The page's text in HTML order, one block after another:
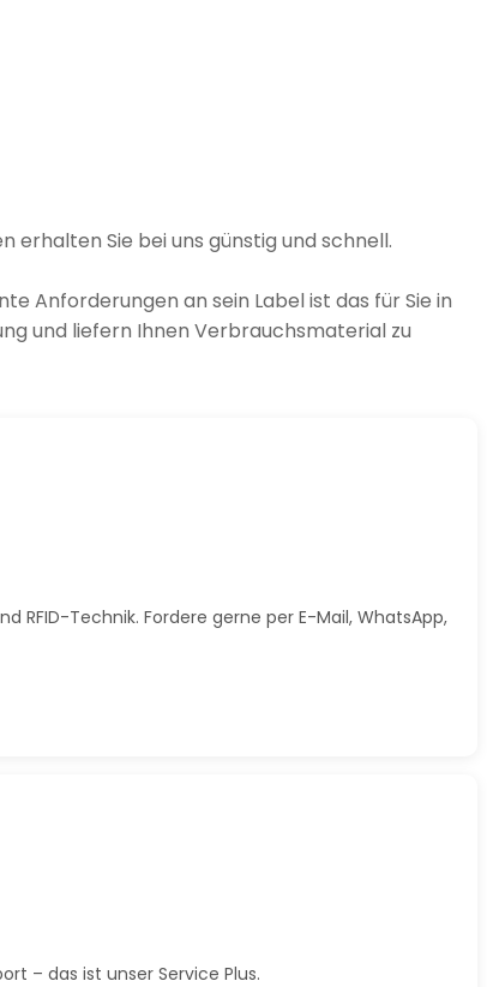
erhalten Sie bei uns günstig und schnell.
Anforderungen an sein Label ist das für Sie in
und liefern Ihnen Verbrauchsmaterial zu
RFID-Technik. Fordere gerne per E-Mail, WhatsApp,
– das ist unser Service Plus.